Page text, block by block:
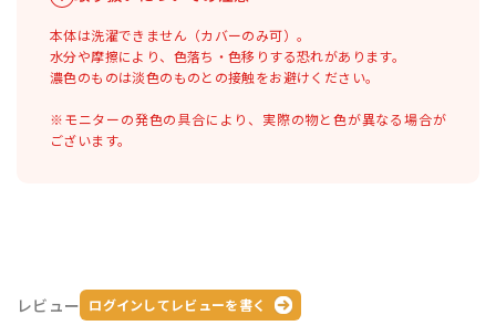
本体は洗濯できません（カバーのみ可）。
水分や摩擦により、色落ち・色移りする恐れがあります。
濃色のものは淡色のものとの接触をお避けください。
※モニターの発色の具合により、実際の物と色が異なる場合が
ございます。
レビュー ログインしてレビューを書く